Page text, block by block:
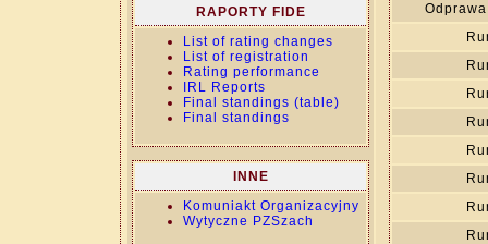
RAPORTY FIDE
List of rating changes
List of registration
Rating performance
IRL Reports
Final standings (table)
Final standings
INNE
Komuniakt Organizacyjny
Wytyczne PZSzach